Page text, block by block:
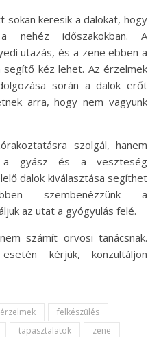
sokan keresik a dalokat, hogy
nehéz időszakokban. A
utazás, és a zene ebben a
segítő kéz lehet. Az érzelmek
során a dalok erőt
arra, hogy nem vagyunk
szolgál, hanem
a gyász és a veszteség
dalok kiválasztása segíthet
szembenézzünk a
az utat a gyógyulás felé.
számít orvosi tanácsnak.
kérjük, konzultáljon
érzelmek
felkészülés
tapasztalatok zene